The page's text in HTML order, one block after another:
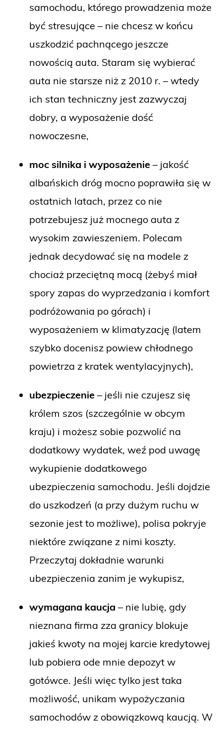
samochodu, którego prowadzenia może
być stresujące – nie chcesz w końcu
uszkodzić pachnącego jeszcze
nowością auta. Staram się wybierać
auta nie starsze niż z 2010 r. – wtedy
ich stan techniczny jest zazwyczaj
dobry, a wyposażenie dość
nowoczesne,
moc silnika i wyposażenie – jakość
albańskich dróg mocno poprawiła się w
ostatnich latach, przez co nie
potrzebujesz już mocnego auta z
wysokim zawieszeniem. Polecam
jednak decydować się na modele z
chociaż przeciętną mocą (żebyś miał
spory zapas do wyprzedzania i komfort
podróżowania po górach) i
wyposażeniem w klimatyzację (latem
szybko docenisz powiew chłodnego
powietrza z kratek wentylacyjnych),
ubezpieczenie – jeśli nie czujesz się
królem szos (szczególnie w obcym
kraju) i możesz sobie pozwolić na
dodatkowy wydatek, weź pod uwagę
wykupienie dodatkowego
ubezpieczenia samochodu. Jeśli dojdzie
do uszkodzeń (a przy dużym ruchu w
sezonie jest to możliwe), polisa pokryje
niektóre związane z nimi koszty.
Przeczytaj dokładnie warunki
ubezpieczenia zanim je wykupisz,
wymagana kaucja – nie lubię, gdy
nieznana firma zza granicy blokuje
jakieś kwoty na mojej karcie kredytowej
lub pobiera ode mnie depozyt w
gotówce. Jeśli więc tylko jest taka
możliwość, unikam wypożyczania
samochodów z obowiązkową kaucją. W